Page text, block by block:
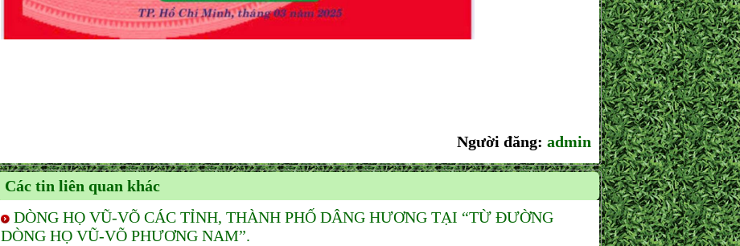
Người đăng: admin
Các tin liên quan khác
DÒNG HỌ VŨ-VÕ CÁC TỈNH, THÀNH PHỐ DÂNG HƯƠNG TẠI “TỪ ĐƯỜNG
DÒNG HỌ VŨ-VÕ PHƯƠNG NAM”.